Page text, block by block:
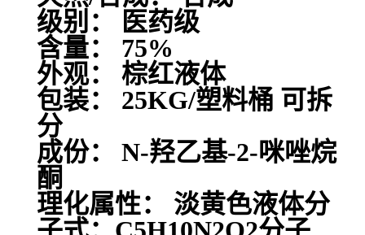
级别： 医药级
含量： 75%
外观： 棕红液体
包装： 25KG/塑料桶 可拆
分
成份： N-羟乙基-2-咪唑烷
酮
理化属性： 淡黄色液体分